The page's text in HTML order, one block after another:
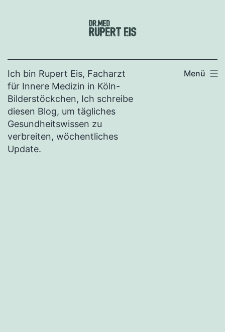
Ich bin Rupert Eis, Facharzt
für Innere Medizin in Köln-
Bilderstöckchen, Ich schreibe
diesen Blog, um tägliches
Gesundheitswissen zu
verbreiten, wöchentliches
Update.
Menü